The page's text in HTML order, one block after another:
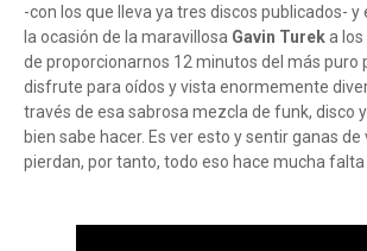
-con los que lleva ya tres discos publicados-
la ocasión de la maravillosa Gavin Tureka
de proporcionarnos 12 minutos del más puro
disfrute para oídos y vista enormemente
través de esa sabrosa mezcla de funk, disco
bien sabe hacer. Es ver esto y sentir ganas de
pierdan, por tanto, todo eso hace mucha falta